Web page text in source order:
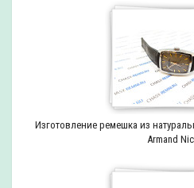
Изготовление ремешка из
Armand